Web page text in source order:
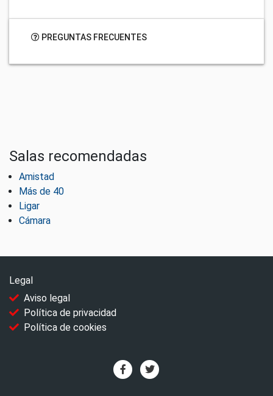
PREGUNTAS FRECUENTES
Salas recomendadas
Amistad
Más de 40
Ligar
Cámara
Legal
Aviso legal
Política de privacidad
Política de cookies